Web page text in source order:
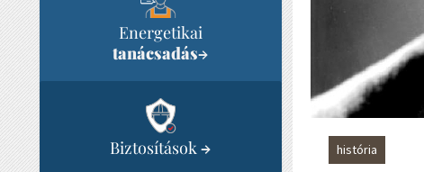
Energetikai
tanácsadás→
Biztosítások→ história